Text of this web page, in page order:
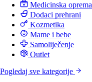
Medicinska oprema
Dodaci prehrani
Kozmetika
Mame i bebe
Samoliječenje
Outlet
Pogledaj sve kategorije